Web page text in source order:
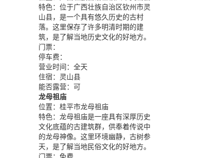
特色： 位于广西壮族自治区钦州市灵
山县，是一个具有悠久历史的古村
落。这里保存了许多明清时期的建
筑，是了解当地历史文化的好地方。
门票：
停车费：
营业时间： 全天
住宿： 灵山县
能否露营： 可
龙母祖庙
位置： 桂平市龙母祖庙
特色： 龙母祖庙是一座具有深厚历史
文化底蕴的古建筑群，供奉着传说中
的龙母神像。这里环境幽静，古树参
天，是了解当地民俗文化的好地方。
门票： 免费